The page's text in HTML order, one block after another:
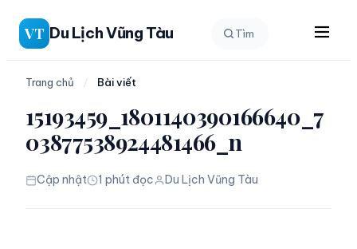
Chuyển
đến
phần
VT Du Lịch Vũng Tàu Tìm
Trang chủ / Bài viết
15193459_1801140390166640_7
03877538924481466_n
Cập nhật 1 phút đọc Du Lịch Vũng Tàu